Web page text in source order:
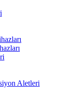
Aletleri